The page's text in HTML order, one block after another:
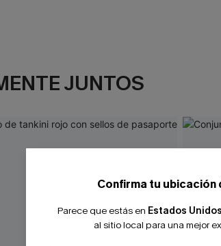
JUNTOS
Confirma tu ubicación
Parece que estás en Estados Unidos
al sitio local para una mejor
-